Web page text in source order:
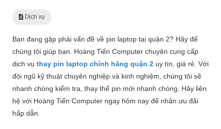
Dịch vụ
Bạn đang gặp phải vấn đề về pin laptop tại quận 2? Hãy để
chúng tôi giúp bạn. Hoàng Tiến Computer chuyên cung cấp
dịch vụ thay pin laptop chính hãng quận 2 uy tín, giá rẻ. Với
đội ngũ kỹ thuật chuyên nghiệp và kinh nghiệm, chúng tôi sẽ
nhanh chóng kiểm tra, thay thế pin mới nhanh chóng. Hãy liên
hệ với Hoàng Tiến Computer ngay hôm nay để nhận ưu đãi
hấp dẫn.